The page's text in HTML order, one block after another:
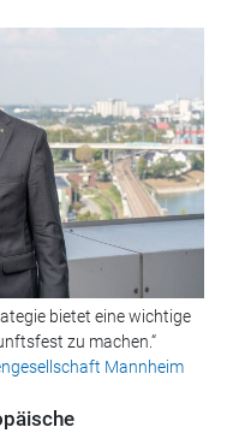
bietet eine wichtige
zu machen.“
Mannheim